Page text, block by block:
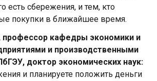
есть сбережения, и тем, кто
покупки в ближайшее время.
профессор кафедры экономики и
и производственными
доктор экономических наук:
и планируете положить деньги